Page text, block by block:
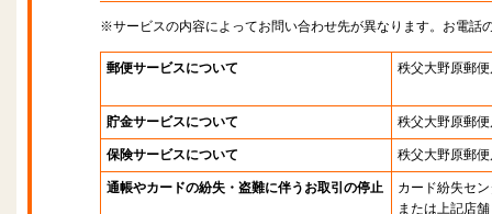
※サービスの内容によってお問い合わせ先が異なります。お電話
郵便サービスについて 秩父大野原郵
貯金サービスについて 秩父大野原郵
保険サービスについて 秩父大野原郵
通帳やカードの紛失・盗難に伴うお取引の停止
カード紛失セ
または上記店舗